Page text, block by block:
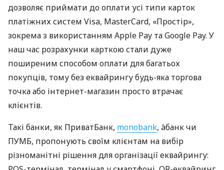
дозволяє приймати до оплати усі типи карток
платіжних систем Visa, MasterCard, «Простір»,
зокрема з використанням Apple Pay та Google Pay. У
наш час розрахунки карткою стали дуже
поширеним способом оплати для багатьох
покупців, тому без еквайрингу будь-яка торгова
точка або інтернет-магазин просто втрачає
клієнтів.
Такі банки, як ПриватБанк, monobank, àбанк чи
ПУМБ, пропонують своїм клієнтам на вибір
різноманітні рішення для організації еквайрингу: